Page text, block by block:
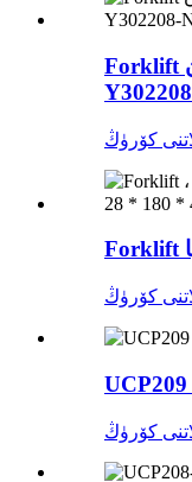
Forklift ئىشىك رامكىسى رول ئالغان
كۆرۈڭ
كۆرۈڭ
كۆرۈڭ